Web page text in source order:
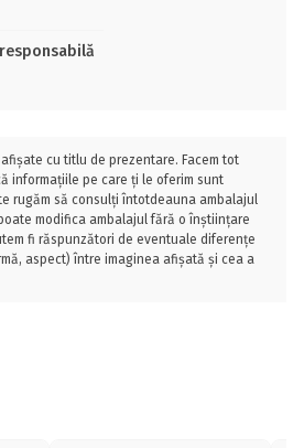
cu titlu de prezentare. Facem tot
informațiile pe care ți le oferim sunt
rugăm să consulți întotdeauna ambalajul
modifica ambalajul fără o înștiințare
fi răspunzători de eventuale diferențe
aspect) între imaginea afișată și cea a